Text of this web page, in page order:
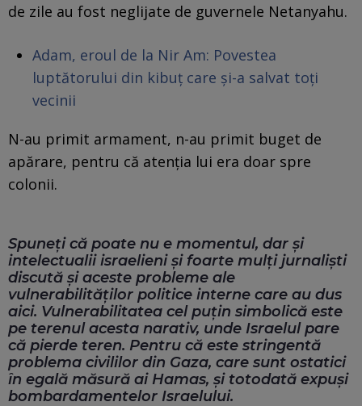
de zile au fost neglijate de guvernele Netanyahu.
Adam, eroul de la Nir Am: Povestea
luptătorului din kibuț care și-a salvat toți
vecinii
N-au primit armament, n-au primit buget de
apărare, pentru că atenția lui era doar spre
colonii.
Spuneți că poate nu e momentul, dar și
intelectualii israelieni și foarte mulți jurnaliști
discută și aceste probleme ale
vulnerabilităților politice interne care au dus
aici. Vulnerabilitatea cel puțin simbolică este
pe terenul acesta narativ, unde Israelul pare
că pierde teren. Pentru că este stringentă
problema civililor din Gaza, care sunt ostatici
în egală măsură ai Hamas, și totodată expuși
bombardamentelor Israelului.